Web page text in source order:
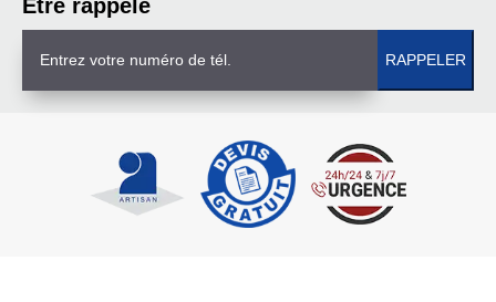
Être rappelé